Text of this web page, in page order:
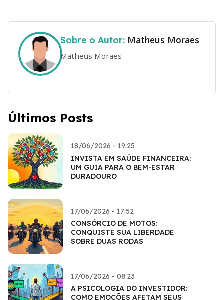
Sobre o Autor: Matheus Moraes
Matheus Moraes
Últimos Posts
18/06/2026 - 19:25
INVISTA EM SAÚDE FINANCEIRA:
UM GUIA PARA O BEM-ESTAR
DURADOURO
17/06/2026 - 17:52
CONSÓRCIO DE MOTOS:
CONQUISTE SUA LIBERDADE
SOBRE DUAS RODAS
17/06/2026 - 08:23
A PSICOLOGIA DO INVESTIDOR:
COMO EMOÇÕES AFETAM SEUS